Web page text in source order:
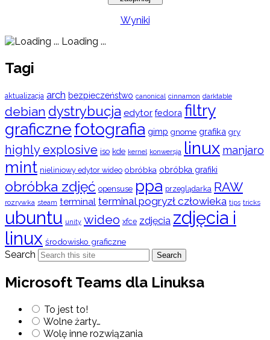
Wyniki
Loading ...
Tagi
aktualizacja arch bezpieczeństwo canonical cinnamon darktable
debian dystrybucja edytor fedora filtry
graficznefotografia gimp gnome grafika gry
highly explosive iso kde kernel konwersja linux manjaro
mint nieliniowy edytor wideo obróbka obróbka grafiki
obróbka zdjęć opensuse ppa przeglądarka RAW
rozrywka steam terminal terminal pogryzł człowieka tips tricks
ubuntu unity wideo xfce zdjęcia zdjęcia i
linux środowisko graficzne
Search Search
Microsoft Teams dla Linuksa
To jest to!
Wolne żarty…
Wolę inne rozwiązania